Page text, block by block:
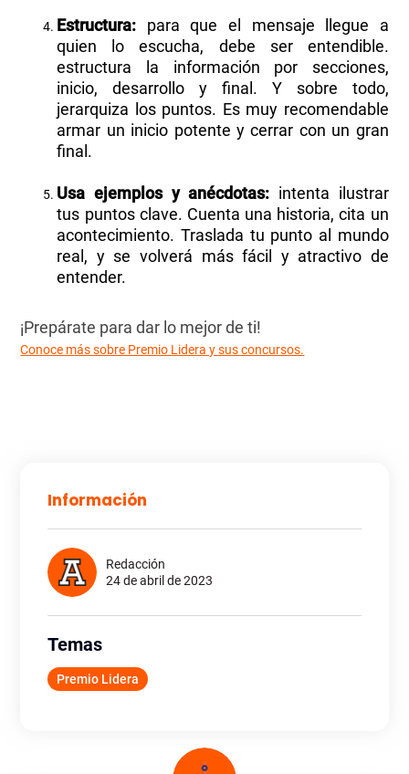
Estructura: para que el mensaje llegue a
quien lo escucha, debe ser entendible.
estructura la información por secciones,
inicio, desarrollo y final. Y sobre todo,
jerarquiza los puntos. Es muy recomendable
armar un inicio potente y cerrar con un gran
final.
Usa ejemplos y anécdotas: intenta ilustrar
tus puntos clave. Cuenta una historia, cita un
acontecimiento. Traslada tu punto al mundo
real, y se volverá más fácil y atractivo de
entender.
¡Prepárate para dar lo mejor de ti!
Conoce más sobre Premio Lidera y sus concursos.
Información
Redacción
24 de abril de 2023
Temas
Premio Lidera